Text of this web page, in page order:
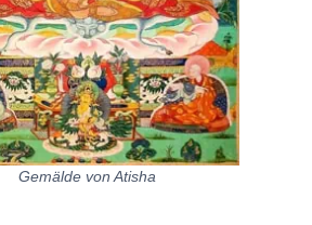
Gemälde von Atisha